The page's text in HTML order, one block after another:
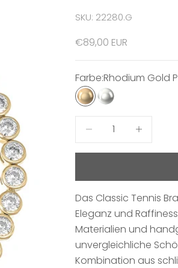
SKU: 22280.G
Angebot
€89,00 EUR
Farbe:Rhodium Gold
Rhodium Gold Plated
Rhodium
Anzahl verringern
Anzahl
Das Classic Tennis
Eleganz und
Materialien und
unvergleichliche
Kombination aus